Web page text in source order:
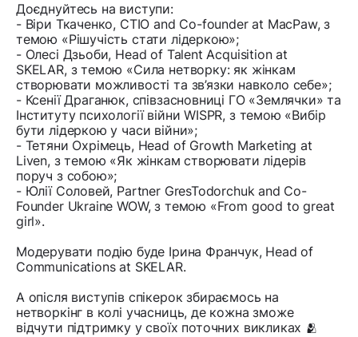
Доєднуйтесь на виступи:
- Віри Ткаченко, CTIO and Co-founder at MacPaw, з
темою «Рішучість стати лідеркою»;
- Олесі Дзьоби, Head of Talent Acquisition at
SKELAR, з темою «Сила нетворку: як жінкам
створювати можливості та зв’язки навколо себе»;
- Ксенії Драганюк, співзасновниці ГО «Землячки» та
Інституту психології війни WISPR, з темою «Вибір
бути лідеркою у часи війни»;
- Тетяни Охрімець, Head of Growth Marketing at
Liven, з темою «Як жінкам створювати лідерів
поруч з собою»;
- Юлії Соловей, Partner GresTodorchuk and Co-
Founder Ukraine WOW, з темою «From good to great
girl».
Модерувати подію буде Ірина Франчук, Head of
Communications at SKELAR.
А опісля виступів спікерок збираємось на
нетворкінг в колі учасниць, де кожна зможе
відчути підтримку у своїх поточних викликах 🫂